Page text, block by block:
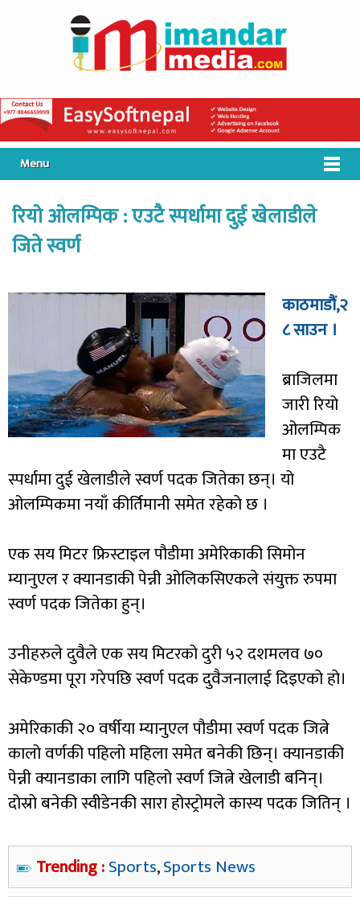
Menu
रियो ओलम्पिक : एउटै स्पर्धामा दुई खेलाडीले
जिते स्वर्ण
काठमाडौं,२
८ साउन ।
ब्राजिलमा
जारी रियो
ओलम्पिक
मा एउटै
स्पर्धामा दुई खेलाडीले स्वर्ण पदक जितेका छन्। यो
ओलम्पिकमा नयाँ कीर्तिमानी समेत रहेकाे छ ।
एक सय मिटर फ्रिस्टाइल पौडीमा अमेरिकाकी सिमोन
म्यानुएल र क्यानडाकी पेन्नी ओलिकसिएकले संयुक्त रुपमा
स्वर्ण पदक जितेका हुन्।
उनीहरुले दुवैले एक सय मिटरको दुरी ५२ दशमलव ७०
सेकेण्डमा पूरा गरेपछि स्वर्ण पदक दुवैजनालाई दिइएको हो।
अमेरिकाकी २० वर्षीया म्यानुएल पौडीमा स्वर्ण पदक जित्ने
कालो वर्णकी पहिलो महिला समेत बनेकी छिन्। क्यानडाकी
पेन्नी क्यानडाका लागि पहिलो स्वर्ण जित्ने खेलाडी बनिन्।
दोस्रो बनेकी स्वीडेनकी सारा होस्ट्रोमले कास्य पदक जितिन् ।
Trending :Sports,Sports News